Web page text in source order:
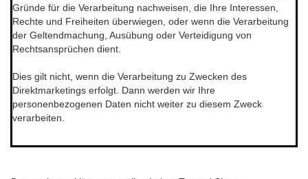
Gründe für die Verarbeitung nachweisen, die Ihre Interessen,
Rechte und Freiheiten überwiegen, oder wenn die Verarbeitung
der Geltendmachung, Ausübung oder Verteidigung von
Rechtsansprüchen dient.
Dies gilt nicht, wenn die Verarbeitung zu Zwecken des
Direktmarketings erfolgt. Dann werden wir Ihre
personenbezogenen Daten nicht weiter zu diesem Zweck
verarbeiten.